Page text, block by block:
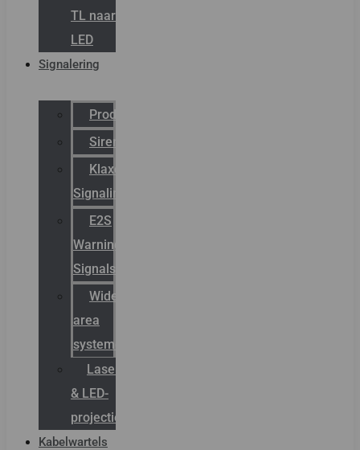
TL naar
LED
Signalering
Productcatalogus
Sirena
Klaxon
Signaling
E2S
Warning
Signals
Wide
area
systemen
Laserbelijning
& LED-
projectie
Kabelwartels